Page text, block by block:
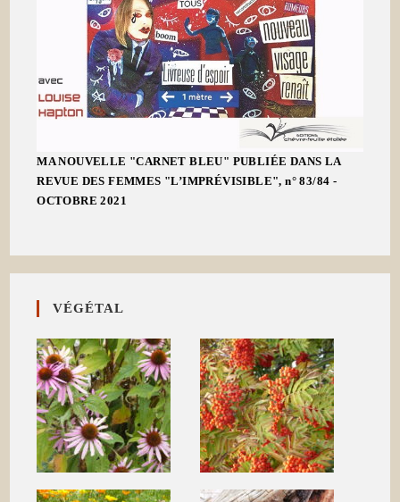
MA NOUVELLE "CARNET BLEU" PUBLIÉE DANS LA
REVUE DES FEMMES "L’IMPRÉVISIBLE", n° 83/84 -
OCTOBRE 2021
VÉGÉTAL